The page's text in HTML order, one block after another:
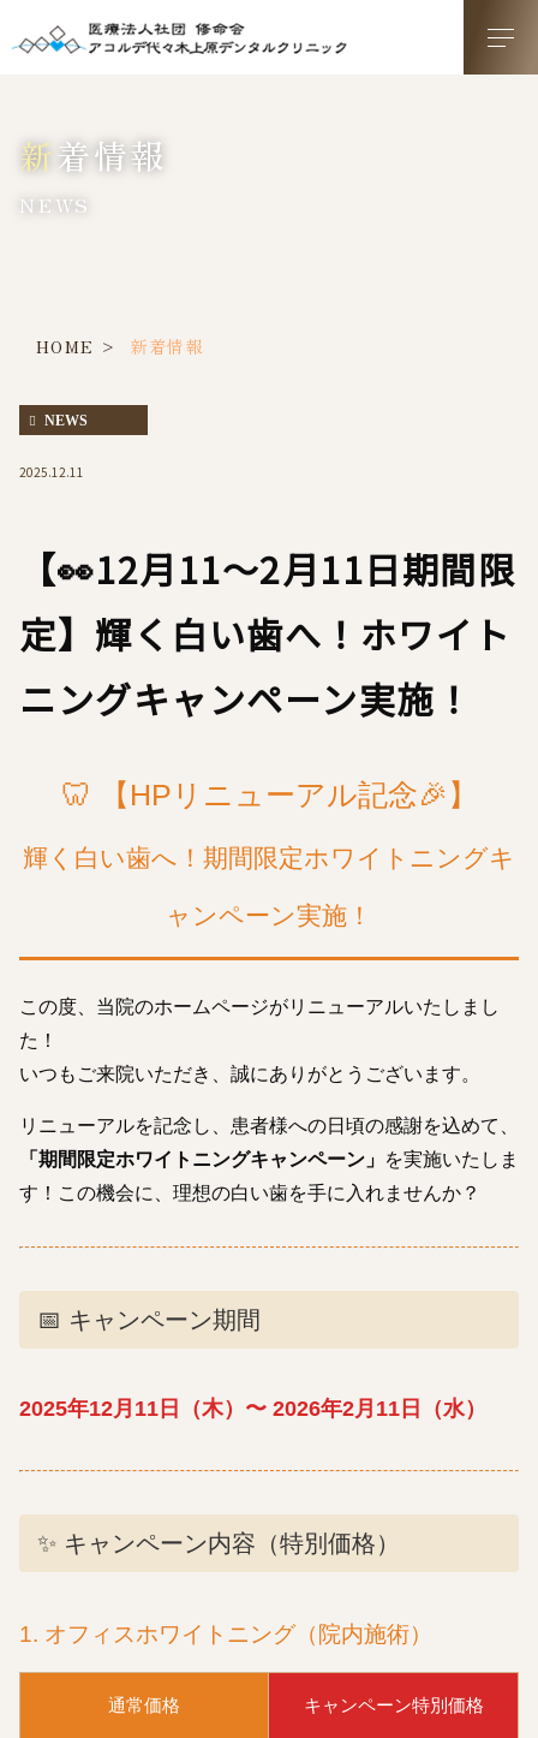
新着情報
NEWS
HOME 新着情報
NEWS
2025.12.11
【👀12月11～2月11日期間限
定】輝く白い歯へ！ホワイト
ニングキャンペーン実施！
🦷 【HPリニューアル記念🎉】
輝く白い歯へ！期間限定ホワイトニングキ
ャンペーン実施！
この度、当院のホームページがリニューアルいたしまし
た！
いつもご来院いただき、誠にありがとうございます。
リニューアルを記念し、患者様への日頃の感謝を込めて、
「期間限定ホワイトニングキャンペーン」 を実施いたしま
す！この機会に、理想の白い歯を手に入れませんか？
📅 キャンペーン期間
2025年12月11日（木）〜 2026年2月11日（水）
✨ キャンペーン内容（特別価格）
1. オフィスホワイトニング（院内施術）
通常価格 キャンペーン特別価格